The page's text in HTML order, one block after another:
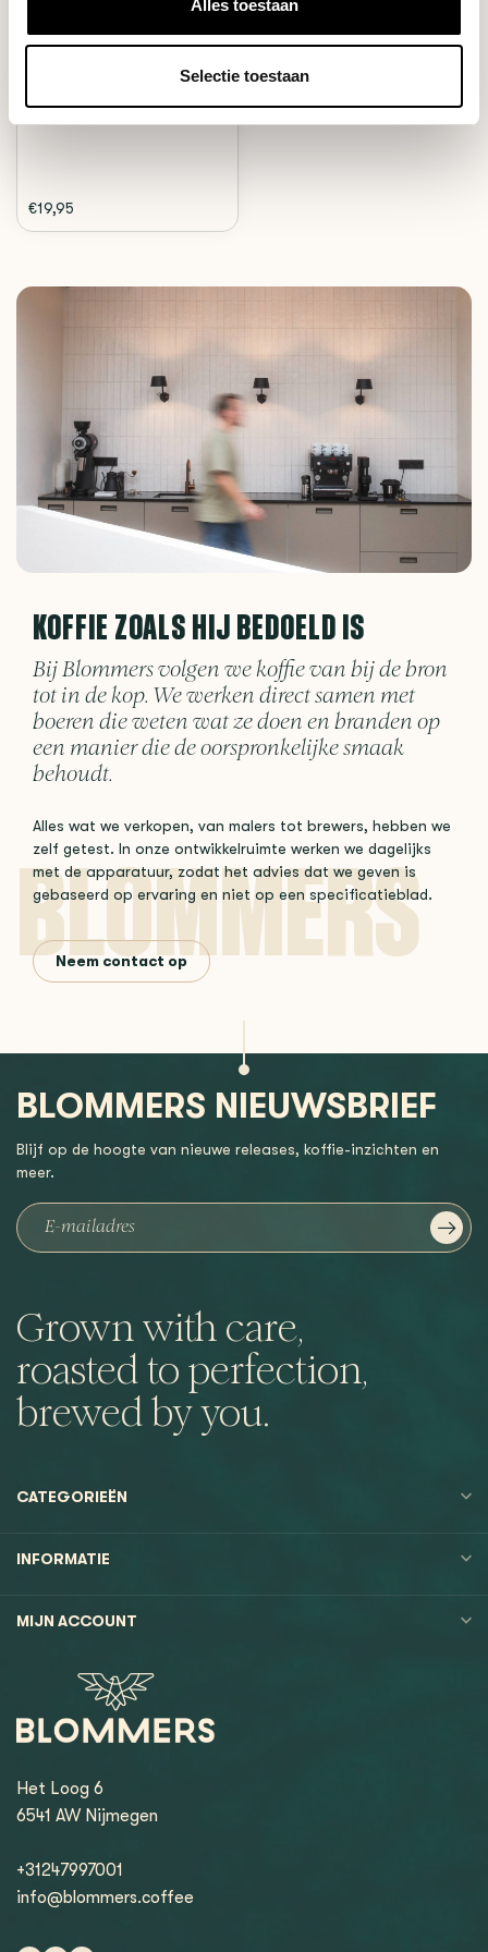
Alles toestaan
Selectie toestaan
Deliverytime
€19,95
KOFFIE ZOALS HIJ BEDOELD IS
Bij Blommers volgen we koffie van bij de bron
tot in de kop. We werken direct samen met
boeren die weten wat ze doen en branden op
een manier die de oorspronkelijke smaak
behoudt.
Alles wat we verkopen, van malers tot brewers, hebben we
zelf getest. In onze ontwikkelruimte werken we dagelijks
met de apparatuur, zodat het advies dat we geven is
gebaseerd op ervaring en niet op een specificatieblad.
Neem contact op
Grown with care,
roasted to perfection,
brewed by you.
BLOMMERS NIEUWSBRIEF
Blijf op de hoogte van nieuwe releases, koffie-inzichten en
meer.
CATEGORIEËN
INFORMATIE
MIJN ACCOUNT
Het Loog 6
6541 AW Nijmegen
+31247997001
info@blommers.coffee